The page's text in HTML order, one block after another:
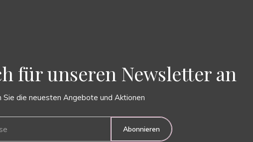
für unseren Newsletter an
Sie die neuesten Angebote und Aktionen
Abonnieren